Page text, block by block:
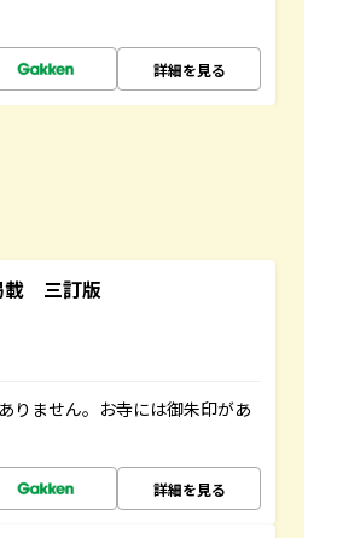
詳細を見る
載 三訂版
りません。お寺には御朱印があ
詳細を見る